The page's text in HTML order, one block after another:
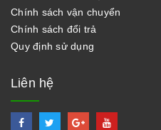
Chính sách vận chuyển
Chính sách đổi trả
Quy định sử dụng
Liên hệ